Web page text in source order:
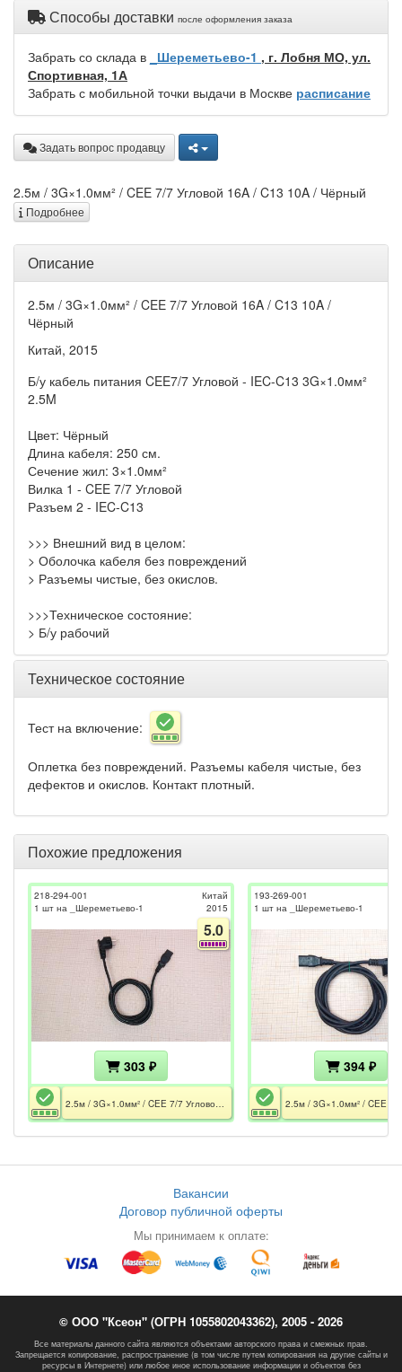
Способы доставки после оформления заказа
Забрать со склада в _Шереметьево-1 , г. Лобня МО, ул.
Спортивная, 1А
Забрать с мобильной точки выдачи в Москве расписание
Задать вопрос продавцу
2.5м / 3G×1.0мм² / CEE 7/7 Угловой 16A / C13 10A / Чёрный
Подробнее
Описание
2.5м / 3G×1.0мм² / CEE 7/7 Угловой 16A / C13 10A /
Чёрный
Китай, 2015
Б/у кабель питания CEE7/7 Угловой - IEC-C13 3G×1.0мм²
2.5M
Цвет: Чёрный
Длина кабеля: 250 см.
Сечение жил: 3×1.0мм²
Вилка 1 - CEE 7/7 Угловой
Разъем 2 - IEC-C13
>>> Внешний вид в целом:
> Оболочка кабеля без повреждений
> Разъемы чистые, без окислов.
>>>Техническое состояние:
> Б/у рабочий
Техническое состояние
Тест на включение:
Оплетка без повреждений. Разъемы кабеля чистые, без
дефектов и окислов. Контакт плотный.
Похожие предложения
218-294-001
1 шт на _Шереметьево-1
Китай
2015
5.0
303 ₽
2.5м / 3G×1.0мм² / CEE 7/7 Угловой 16A / C13 10A / Чёрный
193-269-001
1 шт на _Шереметьево-1
394 ₽
Вакансии
Договор публичной оферты
Мы принимаем к оплате:
© ООО "Ксеон" (ОГРН 1055802043362), 2005 - 2026
Все материалы данного сайта являются объектами авторского права и смежных прав.
Запрещается копирование, распространение (в том числе путем копирования на другие сайты и
ресурсы в Интернете) или любое иное использование информации и объектов без